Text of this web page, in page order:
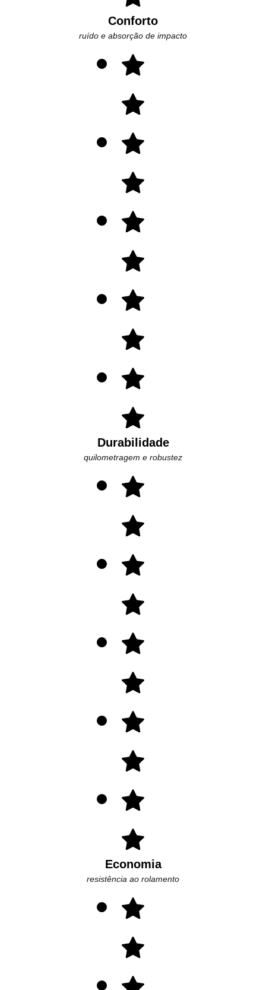
Conforto
ruído e absorção de impacto
Durabilidade
quilometragem e robustez
Economia
resistência ao rolamento